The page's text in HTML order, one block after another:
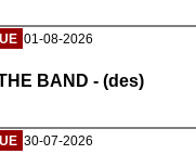
01-08-2026
BAND - (des)
30-07-2026